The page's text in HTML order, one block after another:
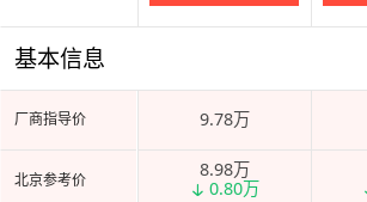
基本信息
厂商指导价
北京参考价
9.78万
8.98万
0.80万